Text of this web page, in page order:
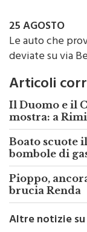
25 AGOSTO
Le auto che
deviate su via
Articoli
Il Duomo e il
mostra: a
Boato scuote
bombole di
Pioppo,
brucia Renda
Altre notizie